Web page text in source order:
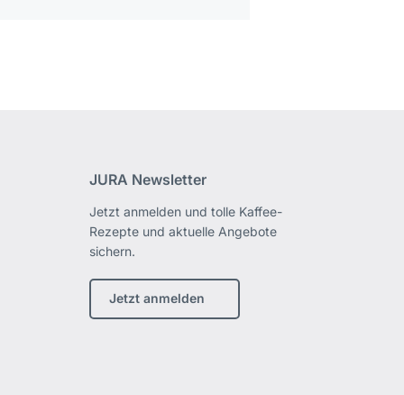
JURA Newsletter
Jetzt anmelden und tolle Kaffee-
Rezepte und aktuelle Angebote
sichern.
Jetzt anmelden